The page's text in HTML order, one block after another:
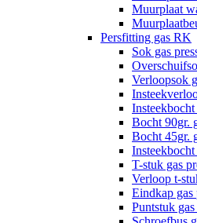
Muurplaat
Persfitting gas RK
Sok gas
Verloopsok
Bocht 90gr.
Bocht 45gr.
T-stuk gas
Verloop t-
Eindkap gas
Puntstuk